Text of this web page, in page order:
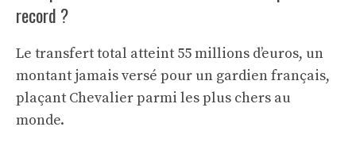
record ?
Le transfert total atteint 55 millions d’euros, un
montant jamais versé pour un gardien français,
plaçant Chevalier parmi les plus chers au
monde.